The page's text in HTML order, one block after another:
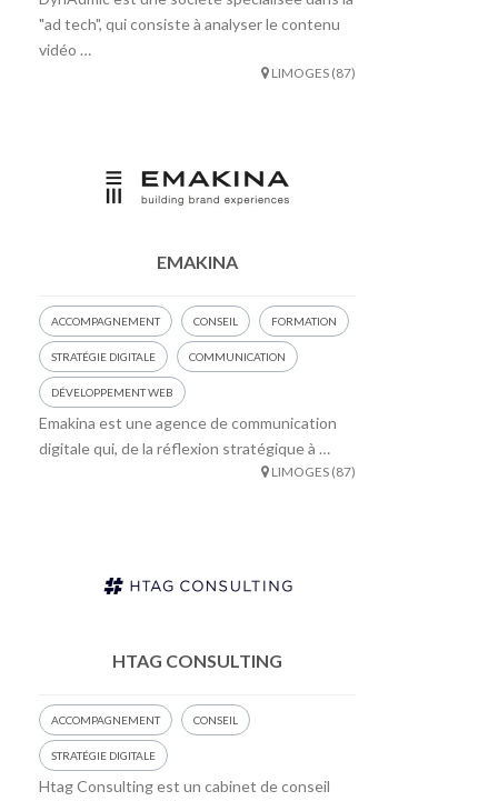
"ad tech", qui consiste à analyser le contenu
vidéo …
LIMOGES (87)
EMAKINA
ACCOMPAGNEMENT CONSEIL FORMATION
STRATÉGIE DIGITALE COMMUNICATION
DÉVELOPPEMENT WEB
Emakina est une agence de communication
digitale qui, de la réflexion stratégique à …
LIMOGES (87)
HTAG CONSULTING
ACCOMPAGNEMENT CONSEIL
STRATÉGIE DIGITALE
Htag Consulting est un cabinet de conseil